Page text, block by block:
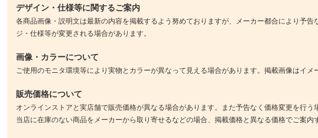
デザイン・仕様等に関するご案内
各商品画像・説明文は最新の内容を掲載するよう努めておりますが、メーカー都合により予告
ジ・仕様等が変更される場合があります。
画像・カラーについて
ご使用のモニタ環境等により実物とカラーが異なって見える場合があります。掲載画像はイメ
販売価格について
オンラインストアと実店舗で販売価格が異なる場合があります。また予告なく価格変更を行う
当店に在庫のない商品をメーカーから取り寄せるなどの場合、掲載価格と異なる価格でご案内